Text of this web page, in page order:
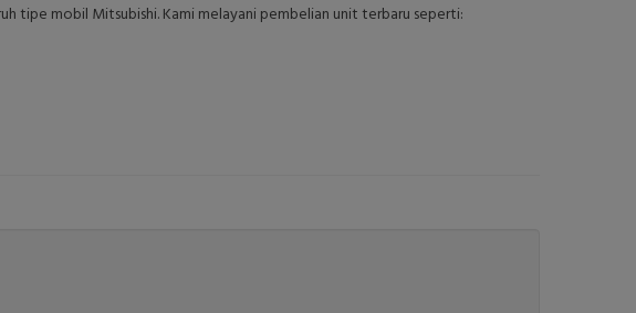
tipe mobil Mitsubishi. Kami melayani pembelian unit terbaru seperti: